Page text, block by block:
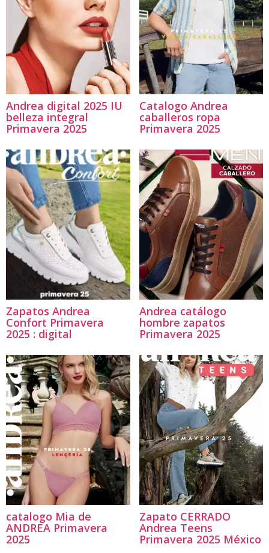
Andrea digital 2025 IU
belleza integral
Primavera 2025
Catalogo Andrea
caballeros ropa
Primavera 2025
Zapatos Andrea
Confort Primavera
2025 : digital
Andrea catálogo
hombre zapatos
Primavera 2025
catalogo Mia de
ANDREA Primavera
2025
Zapato CERRADO
Andrea Teens
Primavera 2025 México